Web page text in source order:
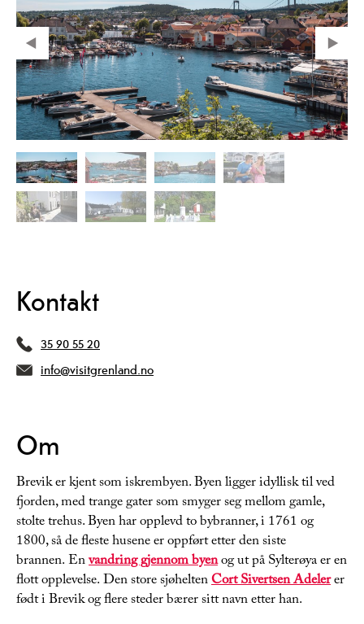
Kontakt
35 90 55 20
info@visitgrenland.no
Om
Brevik er kjent som iskrembyen. Byen ligger idyllisk til ved
fjorden, med trange gater som smyger seg mellom gamle,
stolte trehus. Byen har opplevd to bybranner, i 1761 og
1800, så de fleste husene er oppført etter den siste
brannen. Envandring gjennom byenog ut på Sylterøya er en
flott opplevelse. Den store sjøheltenCort Sivertsen Adelerer
født i Brevik og flere steder bærer sitt navn etter han.